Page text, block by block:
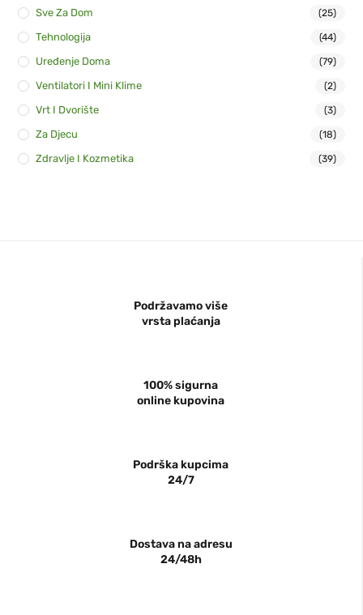
Sve Za Dom (25)
Tehnologija (44)
Uređenje Doma (79)
Ventilatori I Mini Klime (2)
Vrt I Dvorište (3)
Za Djecu (18)
Zdravlje I Kozmetika (39)
Podržavamo više
vrsta plaćanja
100% sigurna
online kupovina
Podrška kupcima
24/7
Dostava na adresu
24/48h